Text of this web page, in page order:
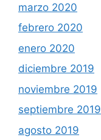
marzo 2020
febrero 2020
enero 2020
diciembre 2019
noviembre 2019
septiembre 2019
agosto 2019